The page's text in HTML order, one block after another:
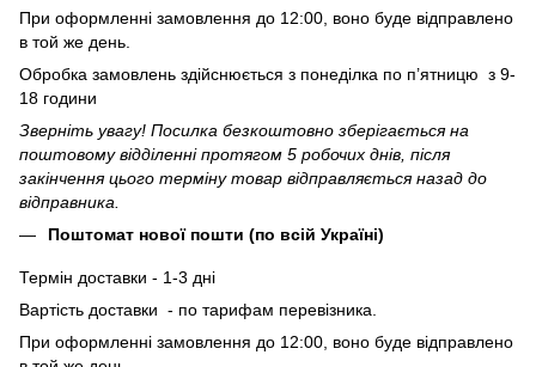
При оформленні замовлення до 12:00, воно буде відправлено
в той же день.
Обробка замовлень здійснюється з понеділка по п’ятницю з 9-
18 години
Зверніть увагу! Посилка безкоштовно зберігається на
поштовому відділенні протягом 5 робочих днів, після
закінчення цього терміну товар відправляється назад до
відправника.
Поштомат нової пошти (по всій Україні)
Термін доставки - 1-3 дні
Вартість доставки - по тарифам перевізника.
При оформленні замовлення до 12:00, воно буде відправлено